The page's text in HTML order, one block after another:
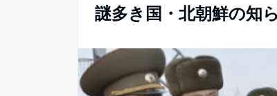
謎多き国・北朝鮮の知